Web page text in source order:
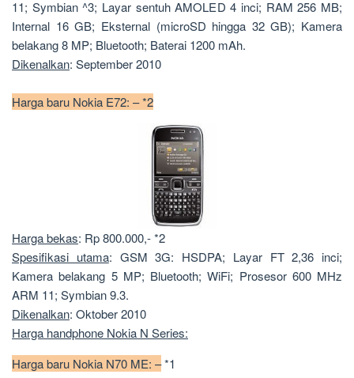
11; Symbian ^3; Layar sentuh AMOLED 4 inci; RAM 256 MB;
Internal 16 GB; Eksternal (microSD hingga 32 GB); Kamera
belakang 8 MP; Bluetooth; Baterai 1200 mAh.
Dikenalkan: September 2010
Harga baru Nokia E72: – *2
Harga bekas: Rp 800.000,- *2
Spesifikasi utama: GSM 3G: HSDPA; Layar FT 2,36 inci;
Kamera belakang 5 MP; Bluetooth; WiFi; Prosesor 600 MHz
ARM 11; Symbian 9.3.
Dikenalkan: Oktober 2010
Harga handphone Nokia N Series:
Harga baru Nokia N70 ME: –*1